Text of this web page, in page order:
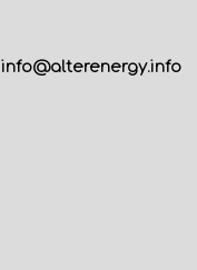
info@alterenergy.info